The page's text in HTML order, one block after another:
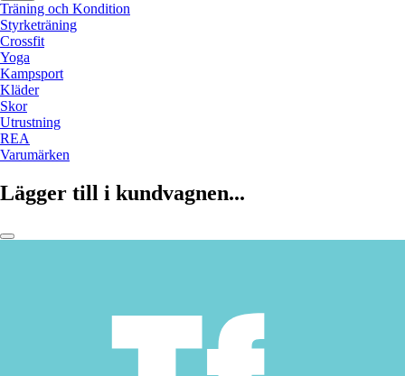
Träning och Kondition
Styrketräning
Crossfit
Yoga
Kampsport
Kläder
Skor
Utrustning
REA
Varumärken
Lägger till i kundvagnen...